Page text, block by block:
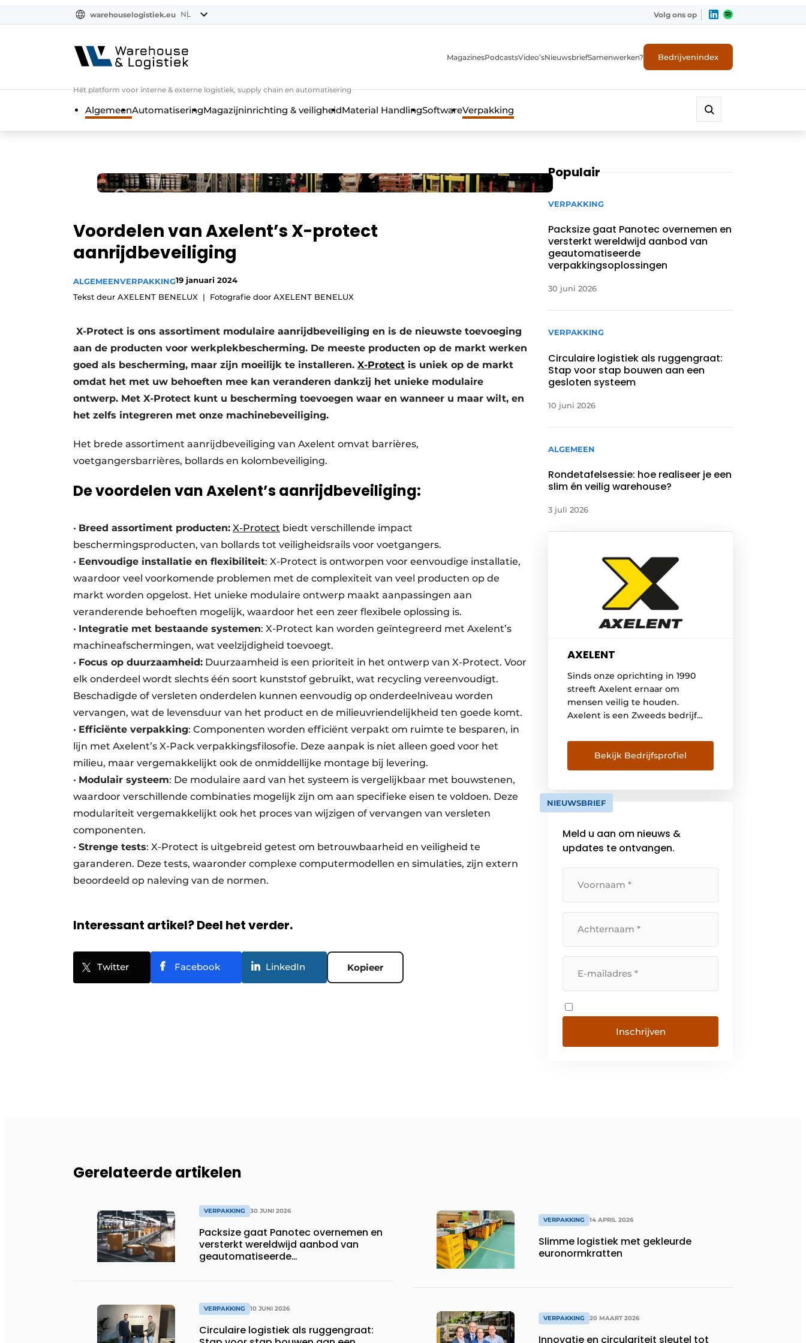
warehouselogistiek.eu NL Volg ons op
Hét platform voor interne & externe logistiek, supply chain en automatisering
MagazinesPodcastsVideo’sNieuwsbriefSamenwerken? Bedrijvenindex
AlgemeenAutomatiseringMagazijninrichting & veiligheidMaterial HandlingSoftwareVerpakking
Voordelen van Axelent’s X-protect
aanrijdbeveiliging
ALGEMEENVERPAKKING19 januari 2024
Tekst deur AXELENT BENELUX
Fotografie door AXELENT BENELUX
X-Protect is ons assortiment modulaire aanrijdbeveiliging en is de nieuwste toevoeging
aan de producten voor werkplekbescherming. De meeste producten op de markt werken
goed als bescherming, maar zijn moeilijk te installeren. X-Protect is uniek op de markt
omdat het met uw behoeften mee kan veranderen dankzij het unieke modulaire
ontwerp. Met X-Protect kunt u bescherming toevoegen waar en wanneer u maar wilt, en
het zelfs integreren met onze machinebeveiliging.
Het brede assortiment aanrijdbeveiliging van Axelent omvat barrières,
voetgangersbarrières, bollards en kolombeveiliging.
De voordelen van Axelent’s aanrijdbeveiliging:
• Breed assortiment producten: X-Protect biedt verschillende impact
beschermingsproducten, van bollards tot veiligheidsrails voor voetgangers.
• Eenvoudige installatie en flexibiliteit: X-Protect is ontworpen voor eenvoudige installatie,
waardoor veel voorkomende problemen met de complexiteit van veel producten op de
markt worden opgelost. Het unieke modulaire ontwerp maakt aanpassingen aan
veranderende behoeften mogelijk, waardoor het een zeer flexibele oplossing is.
• Integratie met bestaande systemen: X-Protect kan worden geïntegreerd met Axelent’s
machineafschermingen, wat veelzijdigheid toevoegt.
• Focus op duurzaamheid: Duurzaamheid is een prioriteit in het ontwerp van X-Protect. Voor
elk onderdeel wordt slechts één soort kunststof gebruikt, wat recycling vereenvoudigt.
Beschadigde of versleten onderdelen kunnen eenvoudig op onderdeelniveau worden
vervangen, wat de levensduur van het product en de milieuvriendelijkheid ten goede komt.
• Efficiënte verpakking: Componenten worden efficiënt verpakt om ruimte te besparen, in
lijn met Axelent’s X-Pack verpakkingsfilosofie. Deze aanpak is niet alleen goed voor het
milieu, maar vergemakkelijkt ook de onmiddellijke montage bij levering.
• Modulair systeem: De modulaire aard van het systeem is vergelijkbaar met bouwstenen,
waardoor verschillende combinaties mogelijk zijn om aan specifieke eisen te voldoen. Deze
modulariteit vergemakkelijkt ook het proces van wijzigen of vervangen van versleten
componenten.
• Strenge tests: X-Protect is uitgebreid getest om betrouwbaarheid en veiligheid te
garanderen. Deze tests, waaronder complexe computermodellen en simulaties, zijn extern
beoordeeld op naleving van de normen.
Interessant artikel? Deel het verder.
Twitter Facebook LinkedIn Kopieer
Populair
VERPAKKING
Packsize gaat Panotec overnemen en
versterkt wereldwijd aanbod van
geautomatiseerde
verpakkingsoplossingen
30 juni 2026
VERPAKKING
Circulaire logistiek als ruggengraat:
Stap voor stap bouwen aan een
gesloten systeem
10 juni 2026
ALGEMEEN
Rondetafelsessie: hoe realiseer je een
slim én veilig warehouse?
3 juli 2026
AXELENT
Sinds onze oprichting in 1990
streeft Axelent ernaar om
mensen veilig te houden.
Axelent is een Zweeds bedrijf
productie van
gaaswandsystemen voor
beveiligings- en
industrie, magazijn en bouw.
Axelent biedt een volledig
machines,
bouwwerkzaamheden, opslag en
[…]
Bekijk Bedrijfsprofiel
NIEUWSBRIEF
Meld u aan om nieuws &
updates te ontvangen.
Inschrijven
Gerelateerde artikelen
VERPAKKING 30 JUNI 2026
Packsize gaat Panotec overnemen en
versterkt wereldwijd aanbod van
geautomatiseerde
VERPAKKING 10 JUNI 2026
Circulaire logistiek als ruggengraat:
VERPAKKING 14 APRIL 2026
Slimme logistiek met gekleurde
euronormkratten
VERPAKKING 20 MAART 2026
Innovatie en circulariteit sleutel tot